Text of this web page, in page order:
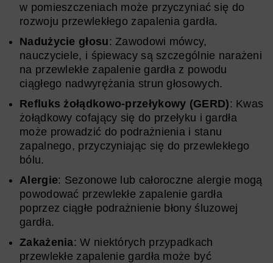
w pomieszczeniach może przyczyniać się do
rozwoju przewlekłego zapalenia gardła.
Nadużycie głosu: Zawodowi mówcy,
nauczyciele, i śpiewacy są szczególnie narażeni
na przewlekłe zapalenie gardła z powodu
ciągłego nadwyrężania strun głosowych.
Refluks żołądkowo-przełykowy (GERD): Kwas
żołądkowy cofający się do przełyku i gardła
może prowadzić do podrażnienia i stanu
zapalnego, przyczyniając się do przewlekłego
bólu.
Alergie: Sezonowe lub całoroczne alergie mogą
powodować przewlekłe zapalenie gardła
poprzez ciągłe podrażnienie błony śluzowej
gardła.
Zakażenia: W niektórych przypadkach
przewlekłe zapalenie gardła może być